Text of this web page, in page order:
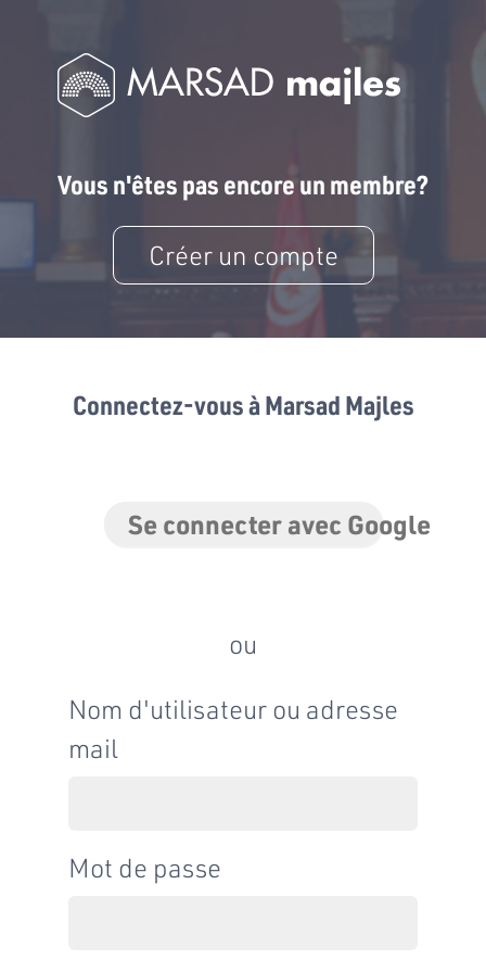
Vous n'êtes pas encore un membre?
Créer un compte
Connectez-vous à Marsad Majles
Se connecter avec Google
ou
Nom d'utilisateur ou adresse
mail
Mot de passe